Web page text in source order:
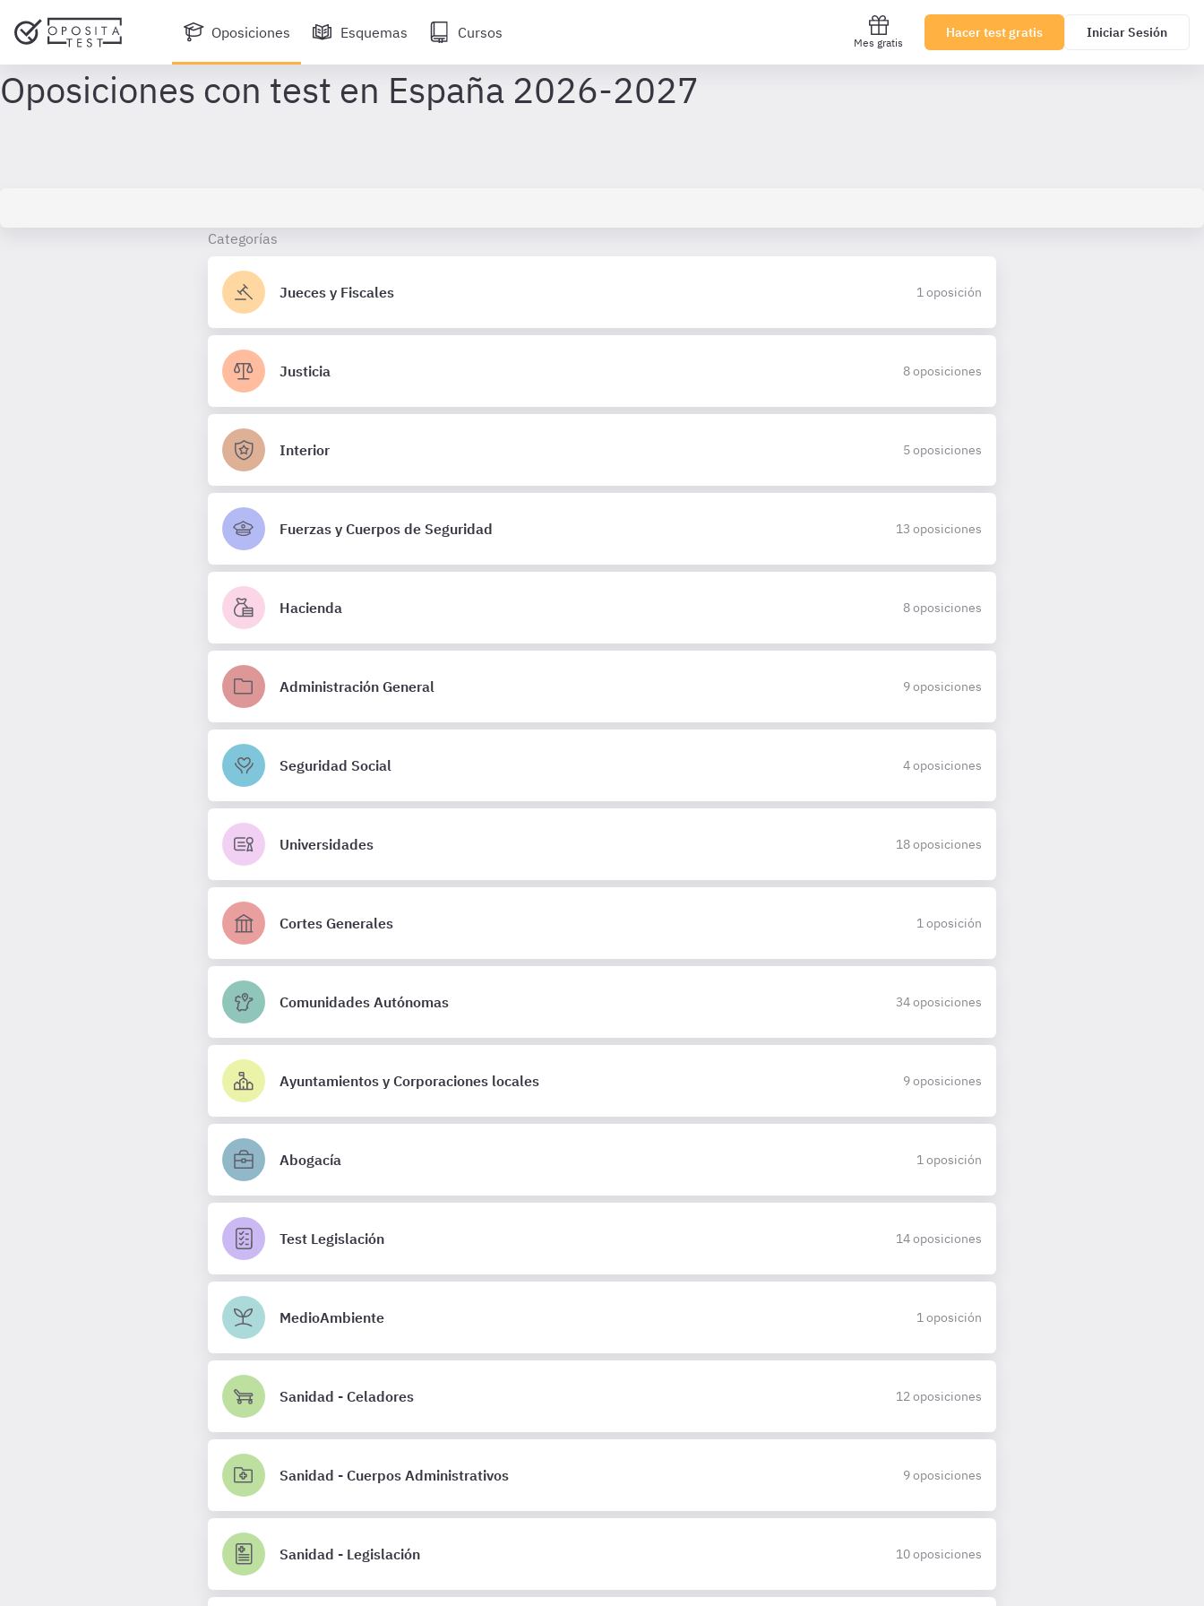
Oposiciones Esquemas Cursos
Mes gratis
Hacer test gratis Iniciar Sesión
Categorías
Jueces y Fiscales 1 oposición
Justicia 8 oposiciones
Interior 5 oposiciones
Fuerzas y Cuerpos de Seguridad 13 oposiciones
Hacienda 8 oposiciones
Administración General 9 oposiciones
Seguridad Social 4 oposiciones
Universidades 18 oposiciones
Cortes Generales 1 oposición
Comunidades Autónomas 34 oposiciones
Ayuntamientos y Corporaciones locales 9 oposiciones
Abogacía 1 oposición
Test Legislación 14 oposiciones
MedioAmbiente 1 oposición
Sanidad - Celadores 12 oposiciones
Sanidad - Cuerpos Administrativos 9 oposiciones
Sanidad - Legislación 10 oposiciones